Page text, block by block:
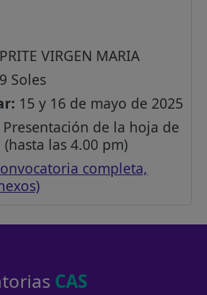
PRITE VIRGEN MARIA
Soles
15 y 16 de mayo de 2025
Presentación de la hoja de
las 4.00 pm)
completa,
CAS